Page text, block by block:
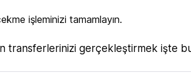
işleminizi tamamlayın.
gerçekleştirmek işte